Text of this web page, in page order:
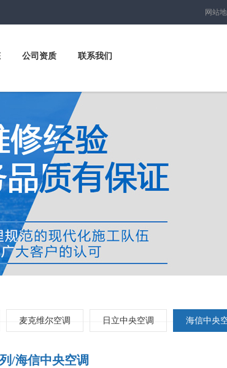
网站
公司资质 联系我们
麦克维尔空调 日立中央空调 海信中央
/海信中央空调